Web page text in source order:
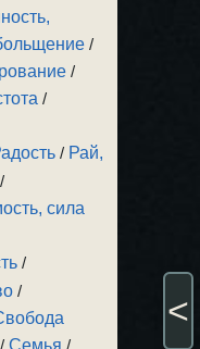
/
/
/
/ Рай,
/
сила
/
/
/Семья /
<